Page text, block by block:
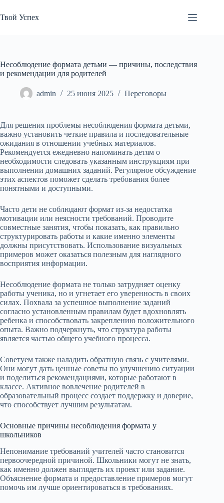
к
сути
Твой Успех
Несоблюдение формата детьми — причины, последствия
и рекомендации для родителей
admin 25 июня 2025 Переговоры
Для решения проблемы несоблюдения формата детьми,
важно установить четкие правила и последовательные
ожидания в отношении учебных материалов.
Рекомендуется ежедневно напоминать детям о
необходимости следовать указанным инструкциям при
выполнении домашних заданий. Регулярное обсуждение
этих аспектов поможет сделать требования более
понятными и доступными.
Часто дети не соблюдают формат из-за недостатка
мотивации или неясности требований. Проводите
совместные занятия, чтобы показать, как правильно
структурировать работы и какие именно элементы
должны присутствовать. Использование визуальных
примеров может оказаться полезным для наглядного
восприятия информации.
Несоблюдение формата не только затрудняет оценку
работы ученика, но и угнетает его уверенность в своих
силах. Похвала за успешное выполнение заданий
согласно установленным правилам будет вдохновлять
ребенка и способствовать закреплению положительного
опыта. Важно подчеркнуть, что структура работы
является частью общего учебного процесса.
Советуем также наладить обратную связь с учителями.
Они могут дать ценные советы по улучшению ситуации
и поделиться рекомендациями, которые работают в
классе. Активное вовлечение родителей в
образовательный процесс создает поддержку и доверие,
что способствует лучшим результатам.
Основные причины несоблюдения формата у
школьников
Непонимание требований учителей часто становится
первоочередной причиной. Школьники могут не знать,
как именно должен выглядеть их проект или задание.
Объяснение формата и предоставление примеров могут
помочь им лучше ориентироваться в требованиях.